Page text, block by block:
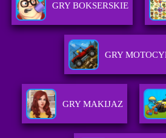
GRY BOKSERSKIE
GRY
GRY MAKIJAZ